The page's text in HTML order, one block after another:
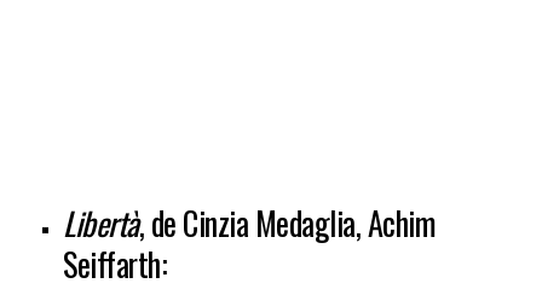
Libertà, de Cinzia Medaglia, Achim
Seiffarth: